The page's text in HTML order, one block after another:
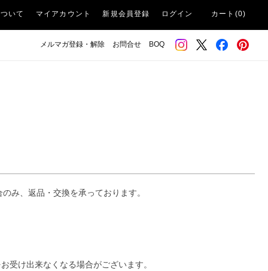
いて マイアカウント 新規会員登録 ログイン カート(0)
メルマガ登録・解除 お問合せ BOQ
み、返品・交換を承っております。
受け出来なくなる場合がございます。